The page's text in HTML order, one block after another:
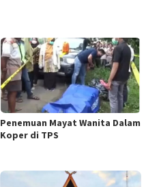
Penemuan Mayat Wanita Dalam
Koper di TPS